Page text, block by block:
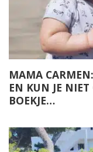
MAMA
EN KUN JE
BOEKJE…